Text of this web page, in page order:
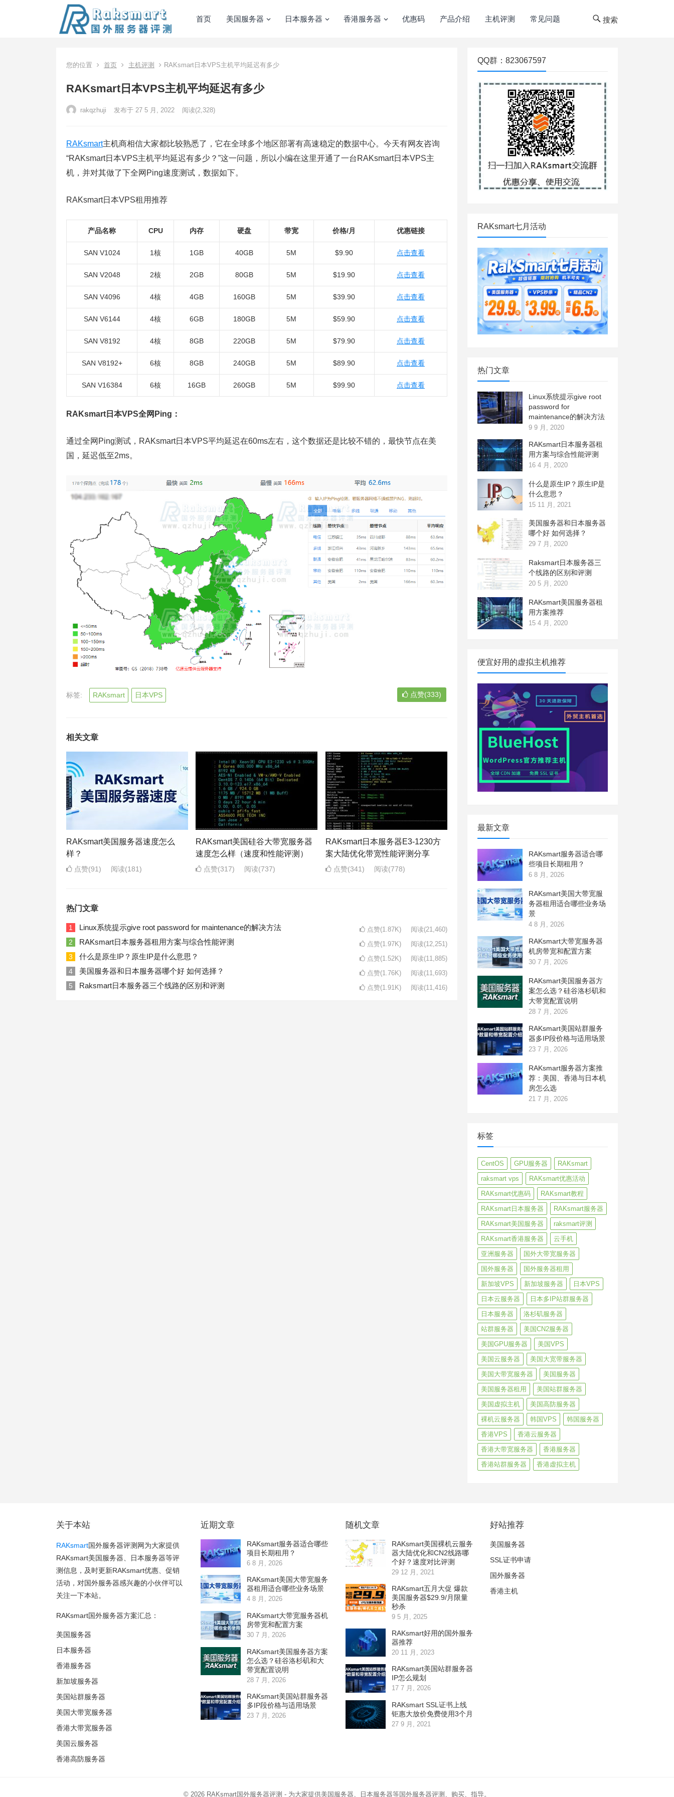
首页 美国服务器 日本服务器 香港服务器 优惠码 产品介绍 主机评测 常见问题 搜索
您的位置 首页 主机评测 RAKsmart日本VPS主机平均延迟有多少
RAKsmart日本VPS主机平均延迟有多少
rakqzhuji 发布于 27 5 月, 2022 阅读(2,328)
RAKsmart主机商相信大家都比较熟悉了，它在全球多个地区部署有高速稳定的数据中心。今天有网友咨询
“RAKsmart日本VPS主机平均延迟有多少？”这一问题，所以小编在这里开通了一台RAKsmart日本VPS主
机，并对其做了下全网Ping速度测试，数据如下。
RAKsmart日本VPS租用推荐
产品名称 CPU 内存 硬盘 带宽 价格/月 优惠链接
SAN V1024 1核 1GB 40GB 5M $9.90 点击查看
SAN V2048 2核 2GB 80GB 5M $19.90 点击查看
SAN V4096 4核 4GB 160GB 5M $39.90 点击查看
SAN V6144 4核 6GB 180GB 5M $59.90 点击查看
SAN V8192 4核 8GB 220GB 5M $79.90 点击查看
SAN V8192+ 6核 8GB 240GB 5M $89.90 点击查看
SAN V16384 6核 16GB 260GB 5M $99.90 点击查看
RAKsmart日本VPS全网Ping：
通过全网Ping测试，RAKsmart日本VPS平均延迟在60ms左右，这个数据还是比较不错的，最快节点在美
国，延迟低至2ms。
标签: RAKsmart 日本VPS 点赞(333)
相关文章
RAKsmart美国服务器速度怎么
样？
点赞(91) 阅读(181)
RAKsmart美国硅谷大带宽服务器
速度怎么样（速度和性能评测）
点赞(317) 阅读(737)
RAKsmart日本服务器E3-1230方
案大陆优化带宽性能评测分享
点赞(341) 阅读(778)
热门文章
1 Linux系统提示give root password for maintenance的解决方法 点赞(1.87K) 阅读(21,460)
2 RAKsmart日本服务器租用方案与综合性能评测 点赞(1.97K) 阅读(12,251)
3 什么是原生IP？原生IP是什么意思？ 点赞(1.52K) 阅读(11,885)
4 美国服务器和日本服务器哪个好 如何选择？ 点赞(1.76K) 阅读(11,693)
5 Raksmart日本服务器三个线路的区别和评测 点赞(1.91K) 阅读(11,416)
QQ群：823067597
RAKsmart七月活动
热门文章
Linux系统提示give root
password for
maintenance的解决方法
9 9 月, 2020
RAKsmart日本服务器租
用方案与综合性能评测
16 4 月, 2020
什么是原生IP？原生IP是
什么意思？
15 11 月, 2021
美国服务器和日本服务器
哪个好 如何选择？
29 7 月, 2020
Raksmart日本服务器三
个线路的区别和评测
20 5 月, 2020
RAKsmart美国服务器租
用方案推荐
15 4 月, 2020
便宜好用的虚拟主机推荐
最新文章
RAKsmart服务器适合哪
些项目长期租用？
6 8 月, 2026
RAKsmart美国大带宽服
务器租用适合哪些业务场
景
4 8 月, 2026
RAKsmart大带宽服务器
机房带宽和配置方案
30 7 月, 2026
RAKsmart美国服务器方
案怎么选？硅谷洛杉矶和
大带宽配置说明
28 7 月, 2026
RAKsmart美国站群服务
器多IP段价格与适用场景
23 7 月, 2026
RAKsmart服务器方案推
荐：美国、香港与日本机
房怎么选
21 7 月, 2026
标签
CentOS GPU服务器
RAKsmart
raksmart vps
RAKsmart优惠活动
RAKsmart优惠码
RAKsmart教程
RAKsmart日本服务器
RAKsmart服务器
RAKsmart美国服务器
raksmart评测
RAKsmart香港服务器
云手机
亚洲服务器
国外大带宽服务器
国外服务器
国外服务器租用
新加坡VPS
新加坡服务器
日本VPS
日本云服务器
日本多IP站群服务器
日本服务器
洛杉矶服务器
站群服务器
美国CN2服务器
美国GPU服务器
美国VPS
美国云服务器
美国大宽带服务器
美国大带宽服务器
美国服务器
美国服务器租用
美国站群服务器
美国虚拟主机
美国高防服务器
裸机云服务器
韩国VPS
韩国服务器
香港VPS
香港云服务器
香港大带宽服务器
香港服务器
香港站群服务器
香港虚拟主机
关于本站
RAKsmart国外服务器评测网为大家提供
RAKsmart美国服务器、日本服务器等评
测信息，及时更新RAKsmart优惠、促销
活动，对国外服务器感兴趣的小伙伴可以
关注一下本站。
RAKsmart国外服务器方案汇总：
美国服务器
日本服务器
香港服务器
新加坡服务器
美国站群服务器
美国大带宽服务器
香港大带宽服务器
美国云服务器
香港高防服务器
近期文章
RAKsmart服务器适合哪些
项目长期租用？
6 8 月, 2026
RAKsmart美国大带宽服务
器租用适合哪些业务场景
4 8 月, 2026
RAKsmart大带宽服务器机
房带宽和配置方案
30 7 月, 2026
RAKsmart美国服务器方案
怎么选？硅谷洛杉矶和大
带宽配置说明
28 7 月, 2026
RAKsmart美国站群服务器
多IP段价格与适用场景
23 7 月, 2026
随机文章
RAKsmart美国裸机云服务
器大陆优化和CN2线路哪
个好？速度对比评测
29 12 月, 2021
RAKsmart五月大促 爆款
美国服务器$29.9/月限量
秒杀
9 5 月, 2025
RAKsmart好用的国外服务
器推荐
20 11 月, 2023
RAKsmart美国站群服务器
IP怎么规划
17 7 月, 2026
RAKsmart SSL证书上线
钜惠大放价免费使用3个月
27 9 月, 2021
好站推荐
美国服务器
SSL证书申请
国外服务器
香港主机
© 2026 RAKsmart国外服务器评测 - 为大家提供美国服务器、日本服务器等国外服务器评测、购买、指导。